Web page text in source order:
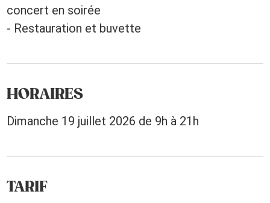
concert en soirée
- Restauration et buvette
HORAIRES
Dimanche 19 juillet 2026 de 9h à 21h
TARIF